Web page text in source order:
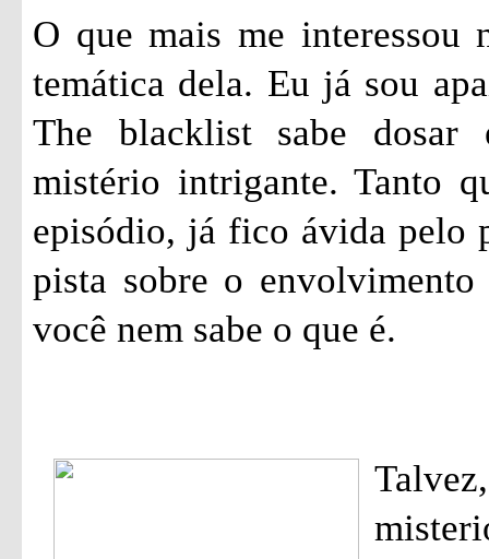
O que mais me interessou
temática dela. Eu já sou
The blacklist sabe dosar
mistério intrigante. Tanto
episódio, já fico ávida pelo
pista sobre o envolvimento
você nem sabe o que é.